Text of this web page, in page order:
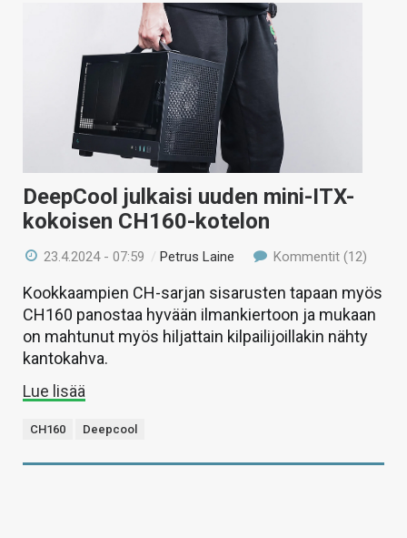
VAIHDA TEEMA
HAKU
DeepCool julkaisi uuden mini-ITX-
kokoisen CH160-kotelon
23.4.2024 - 07:59 /Petrus Laine Kommentit (12)
Kookkaampien CH-sarjan sisarusten tapaan myös
CH160 panostaa hyvään ilmankiertoon ja mukaan
on mahtunut myös hiljattain kilpailijoillakin nähty
kantokahva.
Lue lisää
CH160 Deepcool